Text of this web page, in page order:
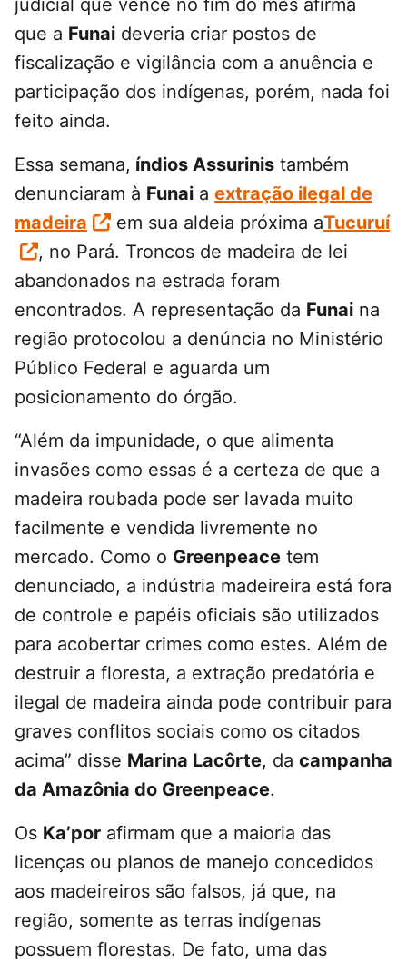
judicial que vence no fim do mês afirma
que a Funai deveria criar postos de
fiscalização e vigilância com a anuência e
participação dos indígenas, porém, nada foi
feito ainda.
Essa semana, índios Assurinis também
denunciaram à Funai a extração ilegal de
madeira
em sua aldeia próxima aTucuruí
, no Pará. Troncos de madeira de lei
abandonados na estrada foram
encontrados. A representação da Funai na
região protocolou a denúncia no Ministério
Público Federal e aguarda um
posicionamento do órgão.
“Além da impunidade, o que alimenta
invasões como essas é a certeza de que a
madeira roubada pode ser lavada muito
facilmente e vendida livremente no
mercado. Como o Greenpeace tem
denunciado, a indústria madeireira está fora
de controle e papéis oficiais são utilizados
para acobertar crimes como estes. Além de
destruir a floresta, a extração predatória e
ilegal de madeira ainda pode contribuir para
graves conflitos sociais como os citados
acima” disse Marina Lacôrte, da campanha
da Amazônia do Greenpeace.
Os Ka’por afirmam que a maioria das
licenças ou planos de manejo concedidos
aos madeireiros são falsos, já que, na
região, somente as terras indígenas
possuem florestas. De fato, uma das